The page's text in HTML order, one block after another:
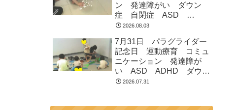
ン 発達障がい ダウン
症 自閉症 ASD
ADHD 児童発達支援 放
市 つくばみらい市 坂東
市 守谷市
2026.08.03
7月31日 パラグライダー
記念日 運動療育 コミュ
ニケーション 発達障が
い ASD ADHD ダウン
症 児童発達支援 放課後
2026.07.31